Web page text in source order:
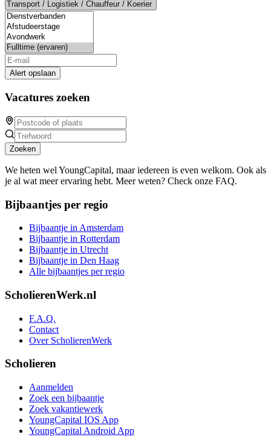
Alert opslaan
Vacatures zoeken
Zoeken
We heten wel YoungCapital, maar iedereen is even welkom. Ook als
je al wat meer ervaring hebt. Meer weten? Check onze FAQ.
Bijbaantjes per regio
Bijbaantje in Amsterdam
Bijbaantje in Rotterdam
Bijbaantje in Utrecht
Bijbaantje in Den Haag
Alle bijbaantjes per regio
ScholierenWerk.nl
F.A.Q.
Contact
Over ScholierenWerk
Scholieren
Aanmelden
Zoek een bijbaantje
Zoek vakantiewerk
YoungCapital IOS App
YoungCapital Android App